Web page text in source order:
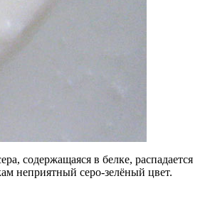
содержащаяся в белке, распадается
неприятный серо-зелёный цвет.